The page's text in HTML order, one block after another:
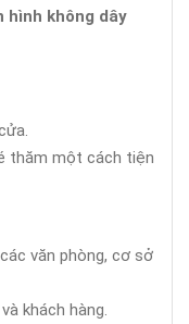
hình không dây
thăm một cách tiện
văn phòng, cơ sở
khách hàng.